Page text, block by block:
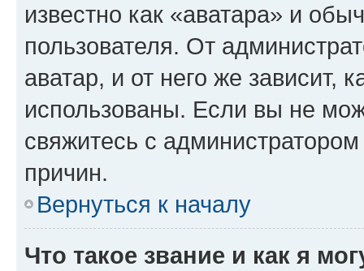
известно как «аватара» и
пользователя. От
аватар, и от него же зависит,
использованы. Если вы не
свяжитесь с
причин.
Вернуться к началу
Что такое звание и как я